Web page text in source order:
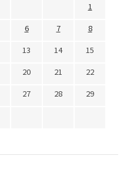
1
6 7
8
13 14
15
20 21
22
27 28
29